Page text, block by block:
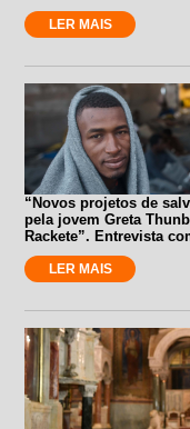
LER MAIS
“Novos projetos de
pela jovem Greta
Rackete”. Entrevista
LER MAIS